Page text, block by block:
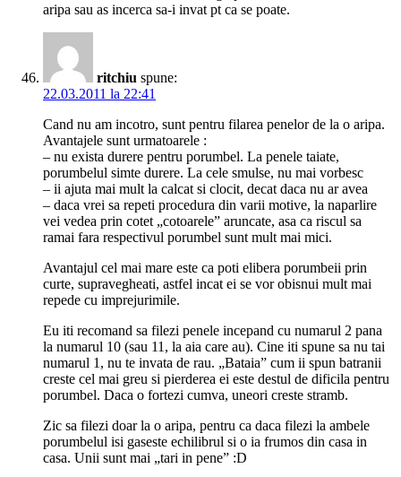
aripa sau as incerca sa-i invat pt ca se poate.
ritchiu spune:
22.03.2011 la 22:41
Cand nu am incotro, sunt pentru filarea penelor de la o aripa.
Avantajele sunt urmatoarele :
– nu exista durere pentru porumbel. La penele taiate,
porumbelul simte durere. La cele smulse, nu mai vorbesc
– ii ajuta mai mult la calcat si clocit, decat daca nu ar avea
– daca vrei sa repeti procedura din varii motive, la naparlire
vei vedea prin cotet „cotoarele” aruncate, asa ca riscul sa
ramai fara respectivul porumbel sunt mult mai mici.
Avantajul cel mai mare este ca poti elibera porumbeii prin
curte, supravegheati, astfel incat ei se vor obisnui mult mai
repede cu imprejurimile.
Eu iti recomand sa filezi penele incepand cu numarul 2 pana
la numarul 10 (sau 11, la aia care au). Cine iti spune sa nu tai
numarul 1, nu te invata de rau. „Bataia” cum ii spun batranii
creste cel mai greu si pierderea ei este destul de dificila pentru
porumbel. Daca o fortezi cumva, uneori creste stramb.
Zic sa filezi doar la o aripa, pentru ca daca filezi la ambele
porumbelul isi gaseste echilibrul si o ia frumos din casa in
casa. Unii sunt mai „tari in pene” :D